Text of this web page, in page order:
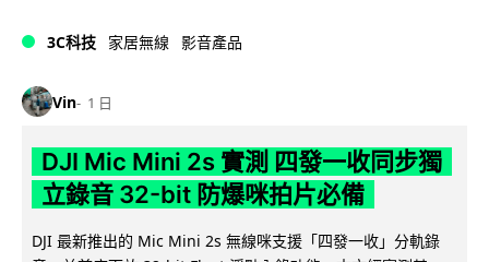
3C科技 家居無線 影音產品
Vin 1 日
DJI Mic Mini 2s 實測 四發一收同步獨
立錄音 32-bit 防爆咪拍片必備
DJI 最新推出的 Mic Mini 2s 無線咪支援「四發一收」分軌錄